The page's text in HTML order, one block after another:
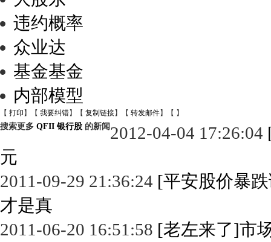
违约概率
众业达
基金基金
内部模型
【 打印 】【 我要纠错】【 复制链接】【 转发邮件】【 】
搜索更多 QFII 银行股 的新闻 2012-04-04 17:26:04
元
2011-09-29 21:36:24 [平安股价暴
才是真
2011-06-20 16:51:58 [老左来了]市